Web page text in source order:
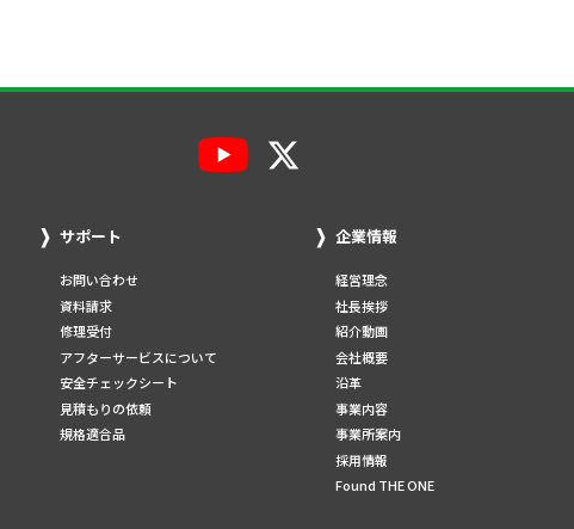
サポート
お問い合わせ
資料請求
修理受付
アフターサービスについて
安全チェックシート
見積もりの依頼
規格適合品
企業情報
経営理念
社長挨拶
紹介動画
会社概要
沿革
事業内容
事業所案内
採用情報
Found THE ONE